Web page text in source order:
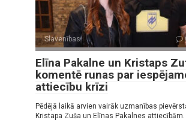
Slavenības
Elīna Pakalne un Kristaps
komentē runas par
attiecību krīzi
Pēdējā laikā arvien vairāk uzmanības
Kristapa Zuša un Elīnas Pakalnes